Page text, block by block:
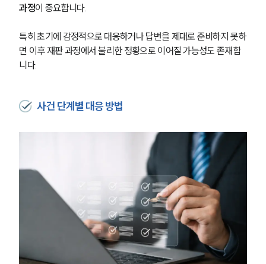
과정이 중요합니다.
특히 초기에 감정적으로 대응하거나 답변을 제대로 준비하지 못하
면 이후 재판 과정에서 불리한 정황으로 이어질 가능성도 존재합
니다.
사건 단계별 대응 방법